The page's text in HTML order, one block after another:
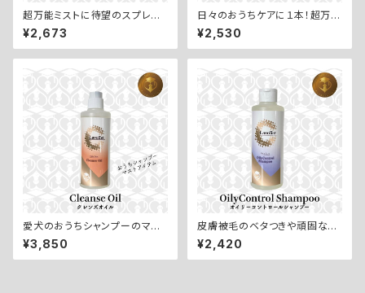
超万能ミストに待望のスプレー
ボトル登場！【Synergy Skinmi
st／シナジースキンミスト：200
ml】
¥2,673
日々のおうちケアに１本！超万能
ミスト【Synergy Skinmist／
シナジースキンミスト：200ml】
¥2,530
愛犬のおうちシャンプーのマス
トアイテム！【Cleanse Oil／ク
レンズオイル：200ml】
¥3,850
皮膚被毛のベタつきや頑固な汚
れを除去【OilyControl Shanp
oo／オイリーコントロールシャ
ンプー：200ml】
¥2,420